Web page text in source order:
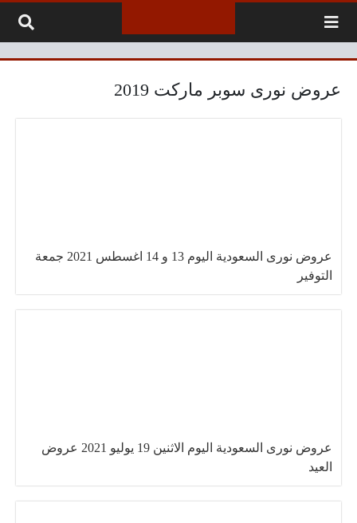
عروض نورى سوبر ماركت 2019
عروض نورى السعودية اليوم 13 و 14 اغسطس 2021 جمعة
التوفير
عروض نورى السعودية اليوم الاثنين 19 يوليو 2021 عروض
العيد